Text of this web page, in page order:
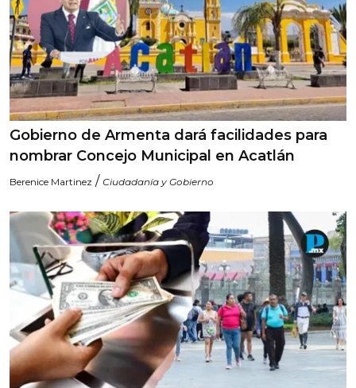
Gobierno de Armenta dará facilidades para
nombrar Concejo Municipal en Acatlán
Berenice Martinez / Ciudadanía y Gobierno